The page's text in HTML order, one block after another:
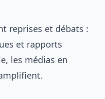
reprises et débats :
et rapports
les médias en